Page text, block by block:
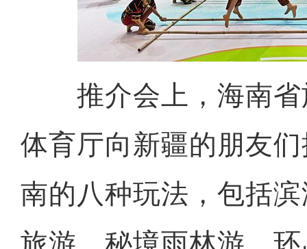
推介会上，海南省
体育厅向新疆的朋友
南的八种玩法，包括
旅游、秘境雨林游、